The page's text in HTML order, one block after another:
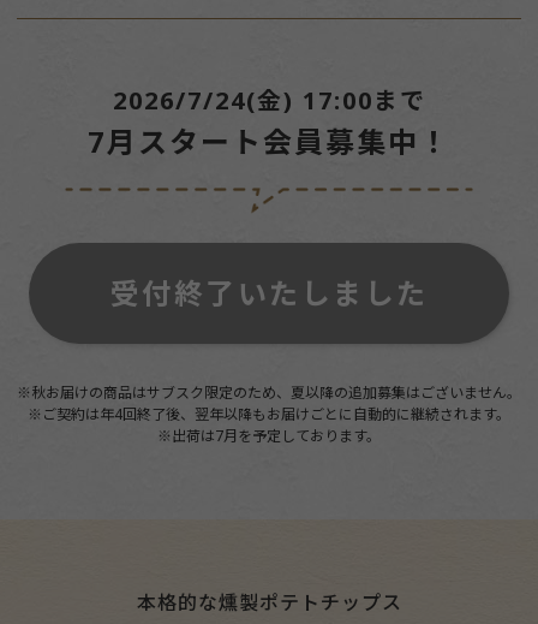
2026/7/24(金) 17:00まで
7月スタート会員募集中！
受付終了いたしました
※秋お届けの商品はサブスク限定のため、夏以降の追加募集はございません。
※ご契約は年4回終了後、翌年以降もお届けごとに自動的に継続されます。
※出荷は7月を予定しております。
本格的な燻製ポテトチップス